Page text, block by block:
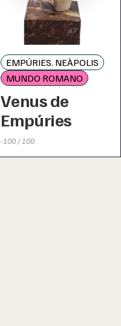
EMPÚRIES. NEÀPOLIS
MUNDO ROMANO
Venus de
Empúries
-100 / 100